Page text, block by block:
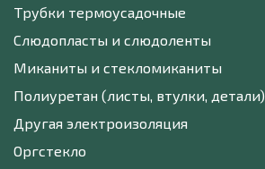
Трубки термоусадочные
Слюдопласты и слюдоленты
Миканиты и стекломиканиты
Полиуретан (листы, втулки, детали)
Другая электроизоляция
Оргстекло